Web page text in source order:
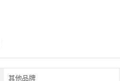
其他品牌